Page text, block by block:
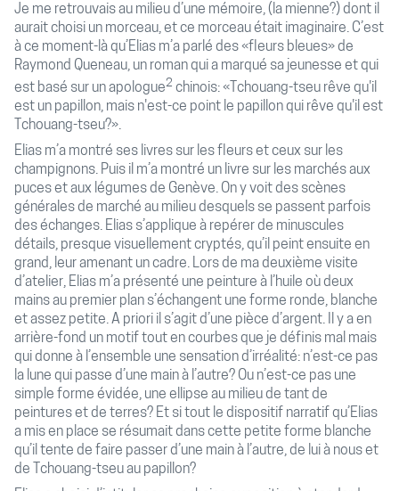
Je me retrouvais au milieu d’une mémoire, (la mienne?) dont il
aurait choisi un morceau, et ce morceau était imaginaire. C’est
à ce moment-là qu’Elias m’a parlé des «fleurs bleues» de
Raymond Queneau, un roman qui a marqué sa jeunesse et qui
est basé sur un apologue2 chinois: «Tchouang-tseu rêve qu'il
est un papillon, mais n'est-ce point le papillon qui rêve qu'il est
Tchouang-tseu?».
Elias m’a montré ses livres sur les fleurs et ceux sur les
champignons. Puis il m’a montré un livre sur les marchés aux
puces et aux légumes de Genève. On y voit des scènes
générales de marché au milieu desquels se passent parfois
des échanges. Elias s’applique à repérer de minuscules
détails, presque visuellement cryptés, qu’il peint ensuite en
grand, leur amenant un cadre. Lors de ma deuxième visite
d’atelier, Elias m’a présenté une peinture à l’huile où deux
mains au premier plan s’échangent une forme ronde, blanche
et assez petite. A priori il s’agit d’une pièce d’argent. Il y a en
arrière-fond un motif tout en courbes que je définis mal mais
qui donne à l’ensemble une sensation d’irréalité: n’est-ce pas
la lune qui passe d’une main à l’autre? Ou n’est-ce pas une
simple forme évidée, une ellipse au milieu de tant de
peintures et de terres? Et si tout le dispositif narratif qu’Elias
a mis en place se résumait dans cette petite forme blanche
qu’il tente de faire passer d’une main à l’autre, de lui à nous et
de Tchouang-tseu au papillon?